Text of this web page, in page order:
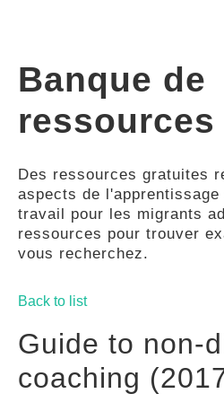
COMPÉTENCES
GUIDES
COMMUNAUTÉ
Banque de
ressources
Des ressources gratuites
aspects de
travail pour les migrants
ressources pour trouver
vous recherchez.
Back to list
Guide to non-
coaching